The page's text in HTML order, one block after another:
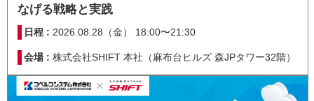
なげる戦略と実践
日程 : 2026.08.28（金） 18:00〜21:30
会場 : 株式会社SHIFT 本社（麻布台ヒルズ 森JPタワー32階）